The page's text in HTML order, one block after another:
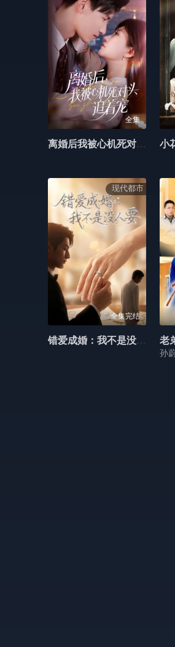
全集
离婚后我被心机死对头追着宠 小
现代都市
全集完结
错爱成婚：我不是没人要 老
孙